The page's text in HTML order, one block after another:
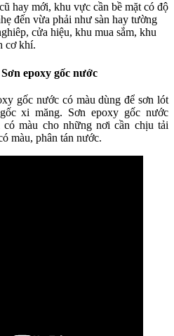
hay mới, khu vực cần bề mặt có độ
đến vừa phải như sàn hay tường
cửa hiệu, khu mua sắm, khu
cơ khí.
epoxy gốc nước
gốc nước có màu dùng để sơn lót
xi măng. Sơn epoxy gốc nước
màu cho những nơi cần chịu tải
màu, phân tán nước.